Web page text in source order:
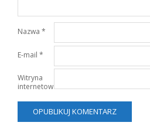
Nazwa *
E-mail *
Witryna
internetowa